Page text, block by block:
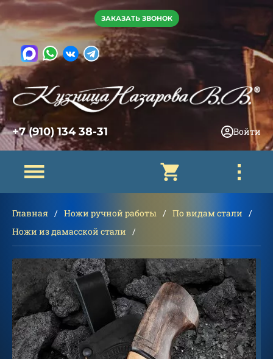
ЗАКАЗАТЬ ЗВОНОК
+7 (910) 134 38-31 Войти
Главная Ножи ручной работы
По видам стали
Ножи из дамасской стали